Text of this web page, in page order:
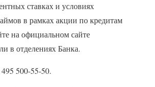
ставках и условиях
в рамках акции по кредитам
на официальном сайте
в отделениях Банка.
500-55-50.